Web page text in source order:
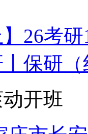
26考
保研
开班